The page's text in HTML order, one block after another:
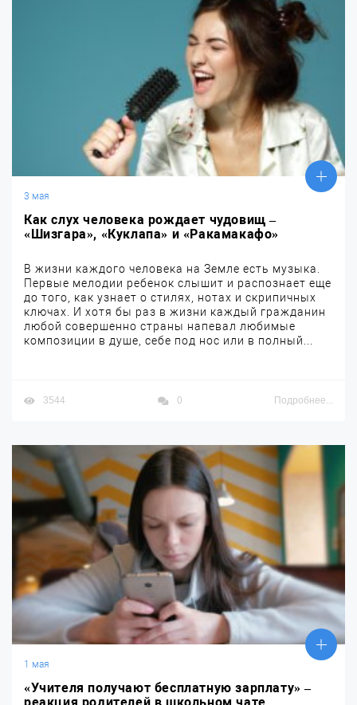
3 мая
Как слух человека рождает чудовищ –
«Шизгара», «Куклапа» и «Ракамакафо»
В жизни каждого человека на Земле есть музыка.
Первые мелодии ребенок слышит и распознает еще
до того, как узнает о стилях, нотах и скрипичных
ключах. И хотя бы раз в жизни каждый гражданин
любой совершенно страны напевал любимые
композиции в душе, себе под нос или в полный...
3544 0 Подробнее...
1 мая
«Учителя получают бесплатную зарплату» –